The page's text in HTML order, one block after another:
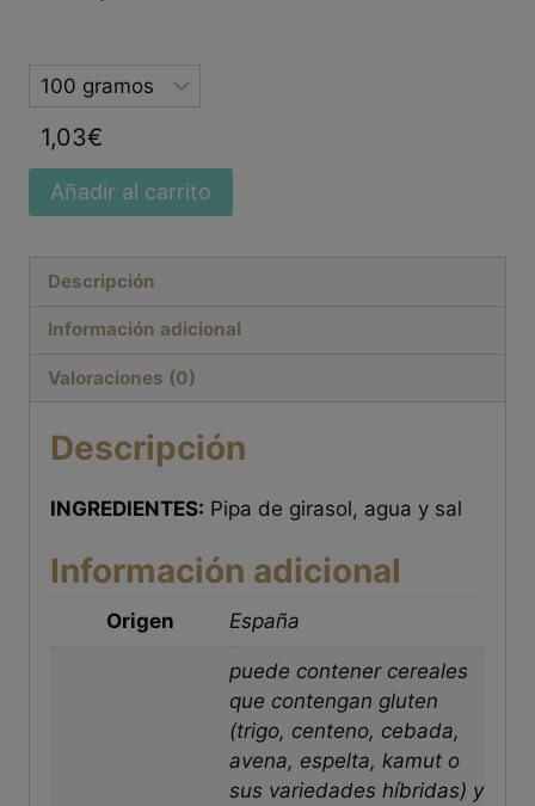
Selected
option
1,03€
Añadir al carrito
Descripción
Información adicional
Valoraciones (0)
Descripción
INGREDIENTES: Pipa de girasol, agua y sal
Información adicional
Origen España
puede contener cereales
que contengan gluten
(trigo, centeno, cebada,
avena, espelta, kamut o
sus variedades híbridas) y